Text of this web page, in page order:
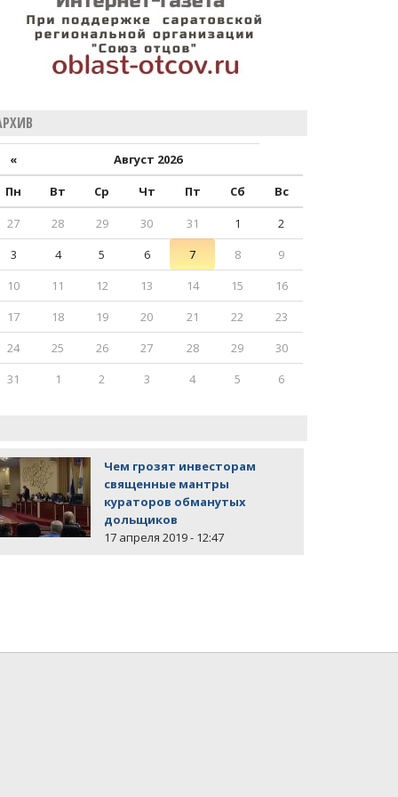
«
Август 2026
Пн
Вт Ср Чт Пт Сб
Вс
27
28 29 30 31 1
2
3
4 5 6 7 8
9
10
11 12 13 14 15
16
17
18 19 20 21 22
23
24
25 26 27 28 29
30
31
1 2 3 4 5 6
Чем грозят инвесторам
священные мантры
кураторов обманутых
дольщиков
17 апреля 2019 - 12:47